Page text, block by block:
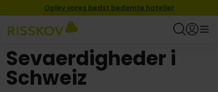
Oplev vores bedst bedømte hoteller
Sevaerdigheder i
Schweiz